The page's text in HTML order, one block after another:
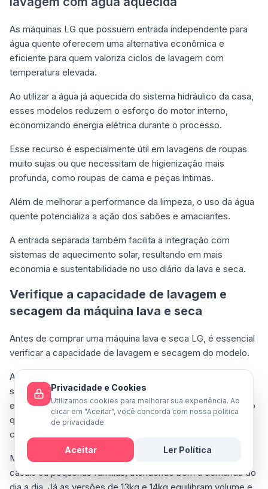
As máquinas LG que possuem entrada independente para
água quente oferecem uma alternativa econômica e
eficiente para quem valoriza ciclos de lavagem com
temperatura elevada.
Ao utilizar a água já aquecida do sistema hidráulico da casa,
esses modelos reduzem o esforço do motor interno,
economizando energia elétrica durante o processo.
Esse recurso é especialmente útil em lavagens de roupas
muito sujas ou que necessitam de higienização mais
profunda, como roupas de cama e peças íntimas.
Além de melhorar a performance da limpeza, o uso da água
quente potencializa a ação dos sabões e amaciantes.
A entrada separada também facilita a integração com
sistemas de aquecimento solar, resultando em mais
economia e sustentabilidade no uso diário da lava e seca.
Verifique a capacidade de lavagem e
secagem da máquina lava e seca
Antes de comprar uma máquina lava e seca LG, é essencial
verificar a capacidade de lavagem e secagem do modelo.
A capacidade de lavagem indica quantos quilos de roupas
secas o aparelho consegue lavar em um ciclo completo,
enquanto a capacidade de secagem geralmente é menor, o
que exige atenção na hora de carregar o tambor
corretamente e de maneira equilibrada.
Modelos com 11kg ou 12kg de lavagem são ideais para
casais ou pequenas famílias, atendendo bem à demanda do
Privacidade e Cookies
Utilizamos cookies para melhorar sua experiência. Ao
clicar em "Aceitar", você concorda com nossa política
de privacidade.
Aceitar
Ler Política